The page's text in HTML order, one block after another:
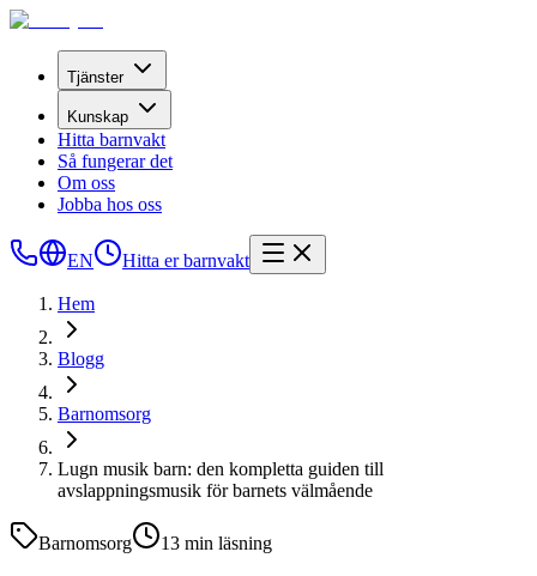
Tjänster
Kunskap
Hitta barnvakt
Så fungerar det
Om oss
Jobba hos oss
EN Hitta er barnvakt
Hem
Blogg
Barnomsorg
Lugn musik barn: den kompletta guiden till
avslappningsmusik för barnets välmående
Barnomsorg 13 min läsning